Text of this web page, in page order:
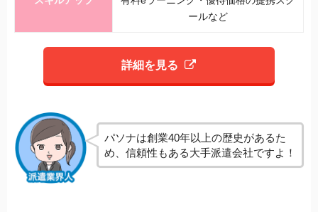
ールなど
詳細を見る
パソナは創業40年以上の歴史があるた
め、信頼性もある大手派遣会社ですよ！